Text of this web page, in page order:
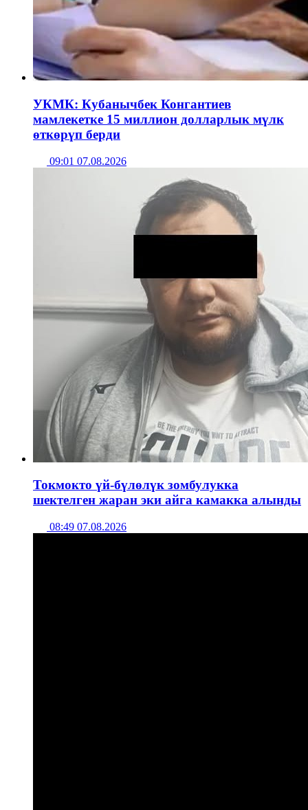
УКМК: Кубанычбек Конгантиев
мамлекетке 15 миллион долларлык мүлк
өткөрүп берди
09:01 07.08.2026
Токмокто үй-бүлөлүк зомбулукка
шектелген жаран эки айга камакка алынды
08:49 07.08.2026